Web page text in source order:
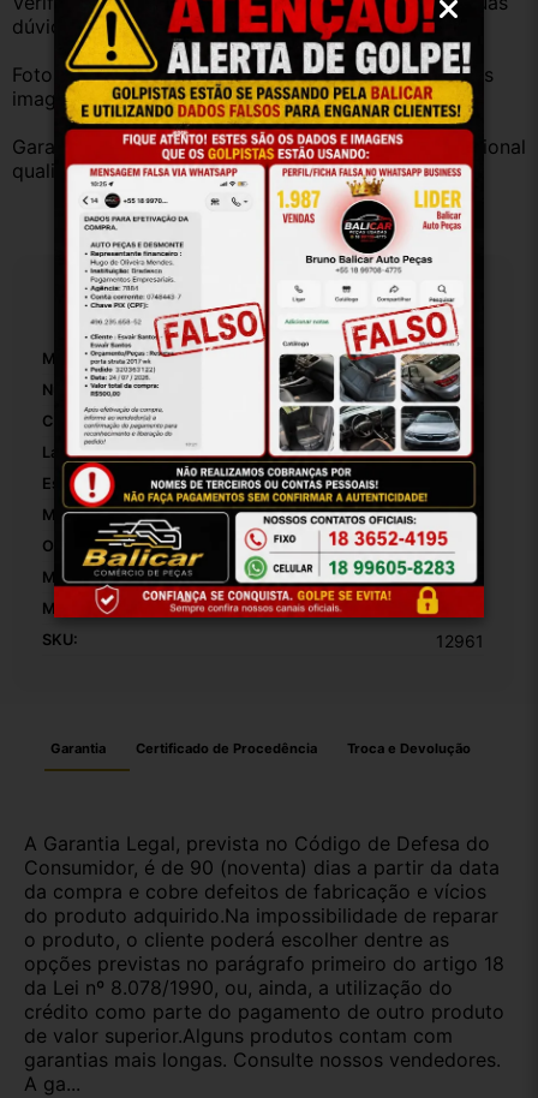
dúvidas no campo de perguntas!
Fotos reais do produto. Peça exatamente igual à das
imagens.
Garantia válida somente com instalação por profissional
qualificado.
Especificações
Marca: CITROEN
Número De Peça: 9654837977
Cor: Preto
Lado: Esquerdo
Está Pronto Para Pintar:
Material: Plastico
Origem: Brasil
MPN: 1
Modelo: C4 Pallas
SKU: 12961
Garantia Certificado de Procedência Troca e Devolução
A Garantia Legal, prevista no Código de Defesa do
Consumidor, é de 90 (noventa) dias a partir da data
da compra e cobre defeitos de fabricação e vícios
do produto adquirido.Na impossibilidade de reparar
o produto, o cliente poderá escolher dentre as
opções previstas no parágrafo primeiro do artigo 18
da Lei nº 8.078/1990, ou, ainda, a utilização do
crédito como parte do pagamento de outro produto
de valor superior.Alguns produtos contam com
garantias mais longas. Consulte nossos vendedores.
A ga...